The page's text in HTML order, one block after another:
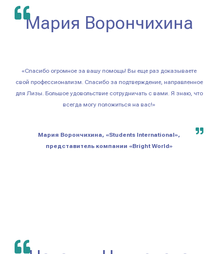
Мария Ворончихина
«Спасибо огромное за вашу помощь! Вы еще раз доказываете
свой профессионализм. Спасибо за подтверждение, направленное
для Лизы. Большое удовольствие сотрудничать с вами. Я знаю, что
всегда могу положиться на вас!»
Мария Ворончихина, «Students International»,
представитель компании «Bright World»